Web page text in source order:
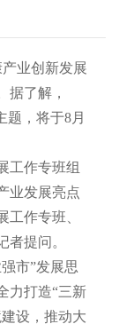
业创新发展
据了解，
题，将于8月
作专班组
业发展亮点
工作专班、
者提问。
市”发展思
力打造“三新
设，推动大